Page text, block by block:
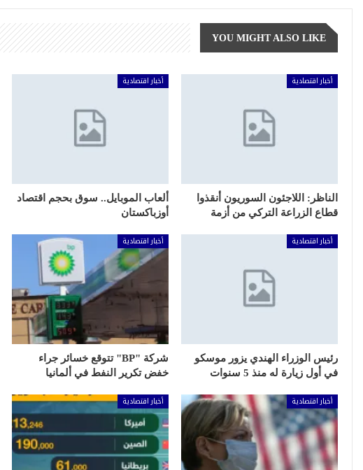
YOU MIGHT ALSO LIKE
أخبار اقتصادية
الناظر: اللاجئون السوريون أنقذوا
قطاع الزراعة التركي من أزمة
أخبار اقتصادية
ألعاب الموبايل.. سوق بحجم اقتصاد
أوزباكستان
أخبار اقتصادية
رئيس الوزراء الهندي يزور موسكو
في أول زيارة له منذ 5 سنوات
أخبار اقتصادية
شركة "BP" تتوقع خسائر جراء
خفض تكرير النفط في ألمانيا
أخبار اقتصادية أخبار اقتصادية